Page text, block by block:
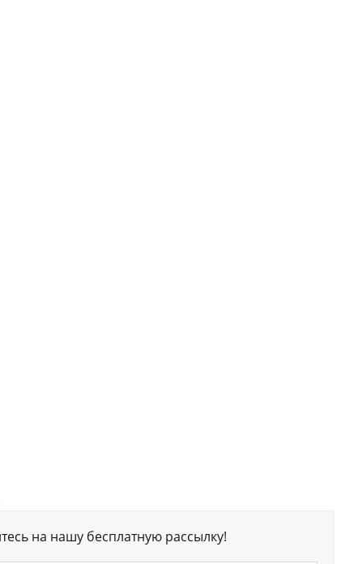
на нашу бесплатную рассылку!